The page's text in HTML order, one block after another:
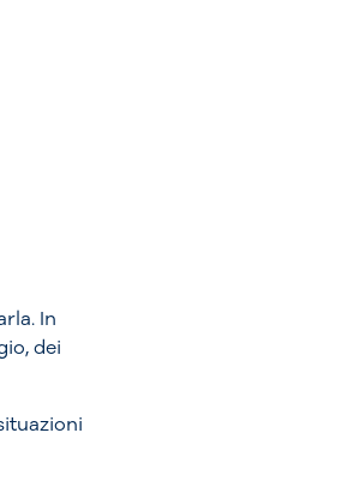
In
dei